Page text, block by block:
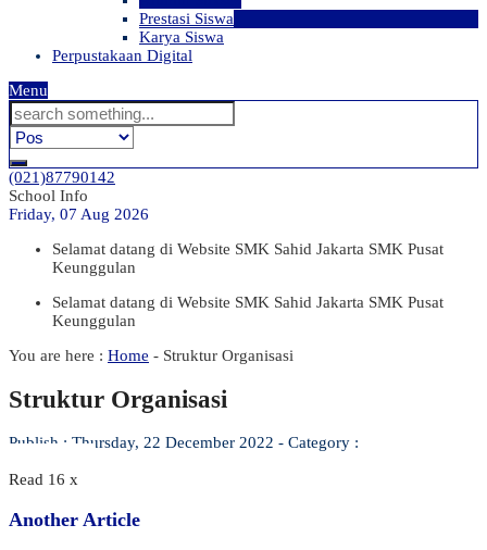
Prestasi Siswa
Karya Siswa
Perpustakaan Digital
Menu
(021)87790142
School Info
Friday, 07 Aug 2026
Selamat datang di Website SMK Sahid Jakarta SMK Pusat
Keunggulan
Selamat datang di Website SMK Sahid Jakarta SMK Pusat
Keunggulan
You are here : Home - Struktur Organisasi
Struktur Organisasi
Publish : Thursday, 22 December 2022 - Category :
Read 16 x
Another Article